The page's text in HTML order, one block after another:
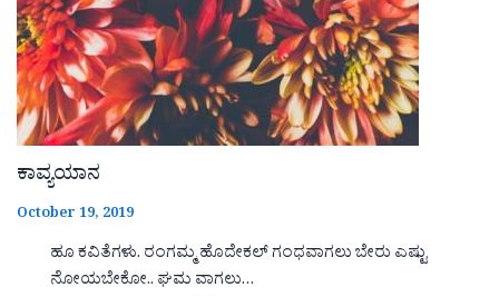
ಕಾವ್ಯಯಾನ
October 19, 2019
ಹೂ ಕವಿತೆಗಳು. ರಂಗಮ್ಮ ಹೊದೇಕಲ್ ಗಂಧವಾಗಲು ಬೇರು ಎಷ್ಟು
ನೋಯಬೇಕೋ.. ಘಮ ವಾಗಲು…